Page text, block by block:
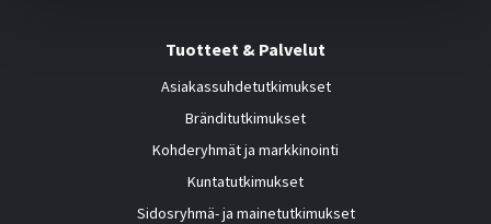
Tuotteet & Palvelut
Asiakassuhdetutkimukset
Bränditutkimukset
Kohderyhmät ja markkinointi
Kuntatutkimukset
Sidosryhmä- ja mainetutkimukset